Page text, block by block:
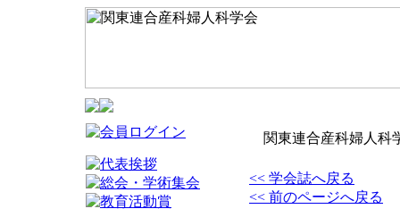
関東連合産科婦人科
<< 学会誌へ戻る
<< 前のページへ戻る